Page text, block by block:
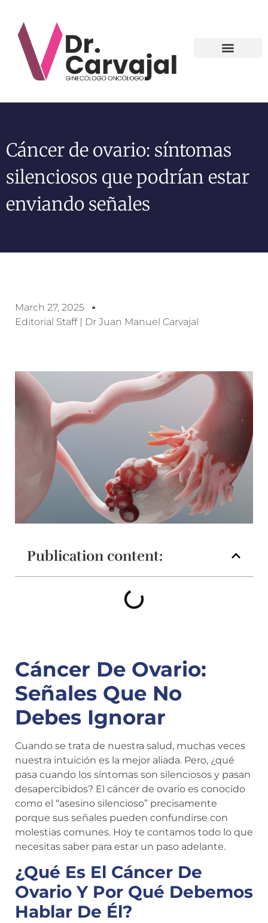
Cáncer de ovario: síntomas
silenciosos que podrían estar
enviando señales
March 27, 2025
Editorial Staff | Dr Juan Manuel Carvajal
Publication content:
Cáncer De Ovario:
Señales Que No
Debes Ignorar
Cuando se trata de nuestra salud, muchas veces
nuestra intuición es la mejor aliada. Pero, ¿qué
pasa cuando los síntomas son silenciosos y pasan
desapercibidos? El cáncer de ovario es conocido
como el “asesino silencioso” precisamente
porque sus señales pueden confundirse con
molestias comunes. Hoy te contamos todo lo que
necesitas saber para estar un paso adelante.
¿Qué Es El Cáncer De
Ovario Y Por Qué Debemos
Hablar De Él?